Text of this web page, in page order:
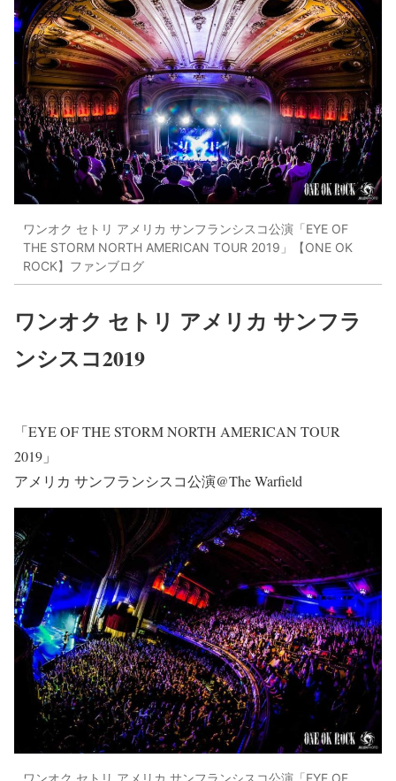
ワンオク セトリ アメリカ サンフランシスコ公演「EYE OF
THE STORM NORTH AMERICAN TOUR 2019」【ONE OK
ROCK】ファンブログ
ワンオク セトリ アメリカ サンフラ
ンシスコ2019
「EYE OF THE STORM NORTH AMERICAN TOUR
2019」
アメリカ サンフランシスコ公演@The Warfield
ワンオク セトリ アメリカ サンフランシスコ公演「EYE OF